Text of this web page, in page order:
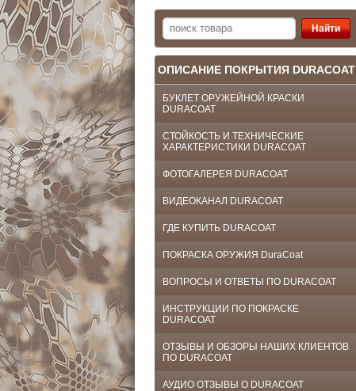
ОПИСАНИЕ ПОКРЫТИЯ DURACOAT
БУКЛЕТ ОРУЖЕЙНОЙ КРАСКИ
DURACOAT
СТОЙКОСТЬ И ТЕХНИЧЕСКИЕ
ХАРАКТЕРИСТИКИ DURACOAT
ФОТОГАЛЕРЕЯ DURACOAT
ВИДЕОКАНАЛ DURACOAT
ГДЕ КУПИТЬ DURACOAT
ПОКРАСКА ОРУЖИЯ DuraCoat
ВОПРОСЫ И ОТВЕТЫ ПО DURACOAT
ИНСТРУКЦИИ ПО ПОКРАСКЕ
DURACOAT
ОТЗЫВЫ И ОБЗОРЫ НАШИХ КЛИЕНТОВ
ПО DURACOAT
АУДИО ОТЗЫВЫ О DURACOAT